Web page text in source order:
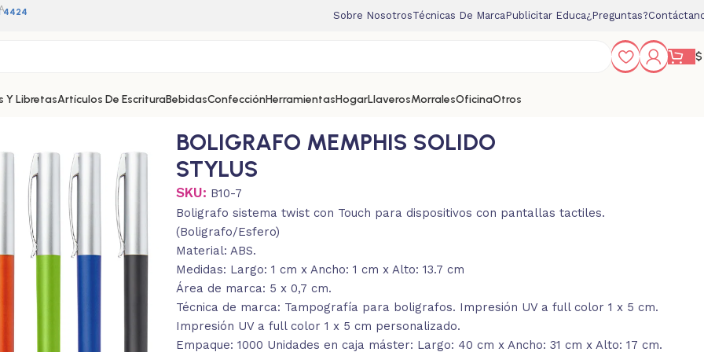
4424 Sobre NosotrosTécnicas De MarcaPublicitar Educa¿Preguntas?
$
Y LibretasArtículos De EscrituraBebidasConfecciónHerramientasHogarLlaverosMorralesOficinaOtros
BOLIGRAFO MEMPHIS SOLIDO
STYLUS
SKU: B10-7
Boligrafo sistema twist con Touch para dispositivos con pantallas tactiles.
(Boligrafo/Esfero)
Material: ABS.
Medidas: Largo: 1 cm x Ancho: 1 cm x Alto: 13.7 cm
Área de marca: 5 x 0,7 cm.
Técnica de marca: Tampografía para boligrafos. Impresión UV a full color 1 x 5 cm.
Impresión UV a full color 1 x 5 cm personalizado.
Empaque: 1000 Unidades en caja máster: Largo: 40 cm x Ancho: 31 cm x Alto: 17 cm.